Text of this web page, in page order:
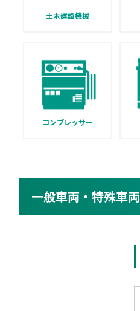
土木建設機械
コンプレッサー
一般車両・特殊車両